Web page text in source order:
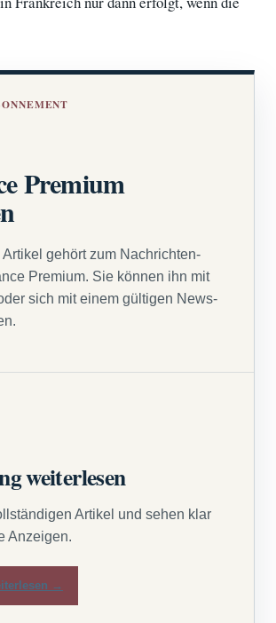
Premium
gehört zum Nachrichten-
Premium. Sie können ihn mit
sich mit einem gültigen News-
weiterlesen
Artikel und sehen klar
Anzeigen.
→